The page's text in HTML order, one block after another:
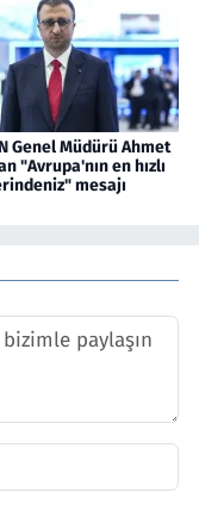
Genel Müdürü Ahmet
"Avrupa'nın en hızlı
mesajı